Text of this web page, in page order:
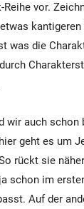
Reihe vor.
was die
wir auch schon
geht es um
rückt sie
schon im
Auf der